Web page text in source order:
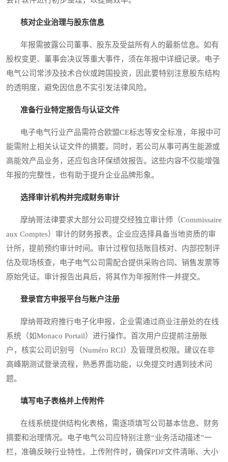
核对企业治理与股东信息
年报需披露公司董事、股东及受益所有人的最新信息。如有
股权变更、董事会决议等重大事件，须在年报中详细记录。电子
电气公司常涉及技术合伙或跨国投资，因此要特别注意股东结构
的透明度，避免因信息不实引发法律风险。
准备行业特定报告与认证文件
电子电气行业产品需符合欧盟CE标志等安全标准，年报中可
能需附上相关认证文件的摘要。同时，若公司从事可再生能源或
高能效产品业务，还应包含环保绩效报告。这些内容不仅能增强
年报的完整性，也有助于提升企业品牌形象。
选择审计机构并完成财务审计
摩纳哥法律要求大部分公司提交经独立审计师（Commissaire
aux Comptes）审计的财务报表。企业应选择具备当地资质的审
计所，提前预约审计时间。审计过程包括账目核对、内部控制评
估及现场核查，电子电气公司需配合提供采购合同、销售发票等
原始凭证。审计报告出具后，将其作为年报附件一并提交。
登录官方申报平台与账户注册
摩纳哥政府推行电子化申报，企业需通过商业注册处的在线
系统（如Monaco Portail）进行操作。首次用户应提前注册账
户，核实公司识别号（Numéro RCI）及管理员权限。建议在非
高峰期测试登录流程，熟悉界面功能，以免提交时遇到技术问
题。
填写电子表格并上传附件
在线系统提供结构化表格，需逐项填写公司基本信息、财务
摘要和治理情况。电子电气公司应特别注意“业务活动描述”一
栏，准确反映行业特性。上传附件时，确保PDF文件清晰、大小